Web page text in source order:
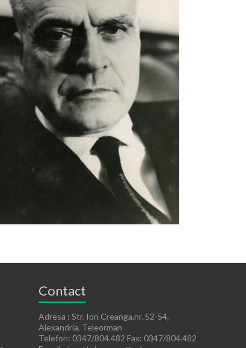
Contact
Adresa : Str. Ion Creanga,nr. 52-54,
Alexandria, Teleorman
Telefon: 0347/804.482 Fax: 0347/804.482